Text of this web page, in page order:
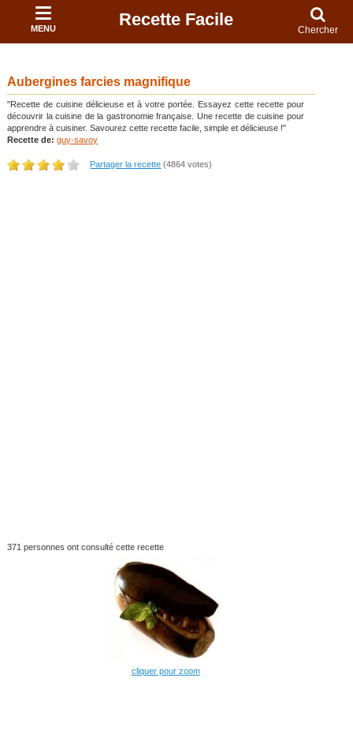
MENU Recette Facile
Chercher
Aubergines farcies magnifique
"Recette de cuisine délicieuse et à votre portée. Essayez cette recette pour
découvrir la cuisine de la gastronomie française. Une recette de cuisine pour
apprendre à cuisiner. Savourez cette recette facile, simple et délicieuse !"
Recette de: guy-savoy
Partager la recette (4864 votes)
371 personnes ont consulté cette recette
cliquer pour zoom